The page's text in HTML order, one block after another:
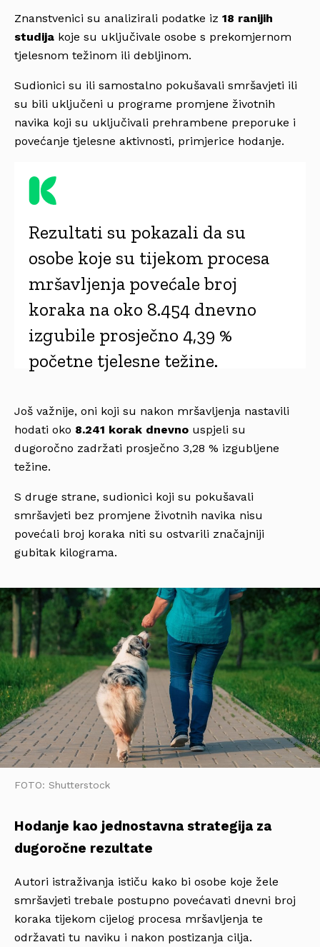
Znanstvenici su analizirali podatke iz 18 ranijih
studija koje su uključivale osobe s prekomjernom
tjelesnom težinom ili debljinom.
Sudionici su ili samostalno pokušavali smršavjeti ili
su bili uključeni u programe promjene životnih
navika koji su uključivali prehrambene preporuke i
povećanje tjelesne aktivnosti, primjerice hodanje.
Rezultati su pokazali da su
osobe koje su tijekom procesa
mršavljenja povećale broj
koraka na oko 8.454 dnevno
izgubile prosječno 4,39 %
početne tjelesne težine.
Još važnije, oni koji su nakon mršavljenja nastavili
hodati oko 8.241 korak dnevno uspjeli su
dugoročno zadržati prosječno 3,28 % izgubljene
težine.
S druge strane, sudionici koji su pokušavali
smršavjeti bez promjene životnih navika nisu
povećali broj koraka niti su ostvarili značajniji
gubitak kilograma.
FOTO: Shutterstock
Hodanje kao jednostavna strategija za
dugoročne rezultate
Autori istraživanja ističu kako bi osobe koje žele
smršavjeti trebale postupno povećavati dnevni broj
koraka tijekom cijelog procesa mršavljenja te
održavati tu naviku i nakon postizanja cilja.